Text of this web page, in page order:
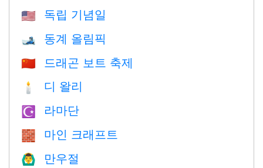
🇺🇸 독립 기념일
🎿 동계 올림픽
🇨🇳 드래곤 보트 축제
🕯 디 왈리
☪️ 라마단
🧱 마인 크래프트
🙆‍♂️ 만우절